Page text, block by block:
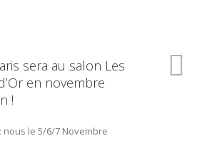
sera au salon Les
en novembre
!
nous le 5/6/7 Novembre